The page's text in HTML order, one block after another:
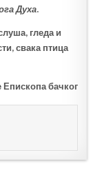
Духа.
гледа и
свака птица
Епископа бачког